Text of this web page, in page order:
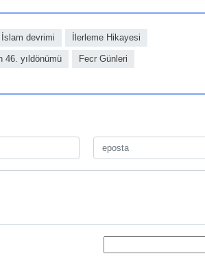
İslam devrimi İlerleme Hikayesi
46. yıldönümü Fecr Günleri